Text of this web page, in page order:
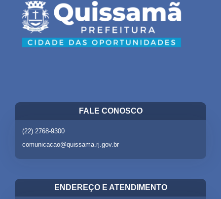
FALE CONOSCO
(22) 2768-9300
comunicacao@quissama.rj.gov.br
ENDEREÇO E ATENDIMENTO